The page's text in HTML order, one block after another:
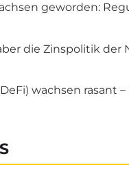
geworden:
die Zinspolitik der
wachsen rasant